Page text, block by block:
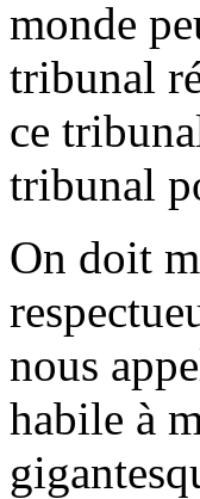
monde
tribunal
ce
tribunal
On doit
nous
habile à